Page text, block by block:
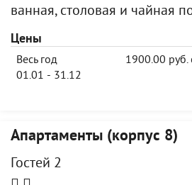
ванная, столовая и чайная
Цены
Весь год
01.01 - 31.12
1900.00 руб.
Апартаменты (корпус 8)
Гостей 2